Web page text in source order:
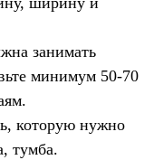
занимать
минимум 50-70
которую нужно
тумба.